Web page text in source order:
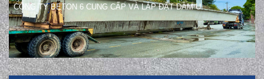
CÔNG TY BETON 6 CUNG CẤP VÀ LẮP ĐẶT DẦM U.